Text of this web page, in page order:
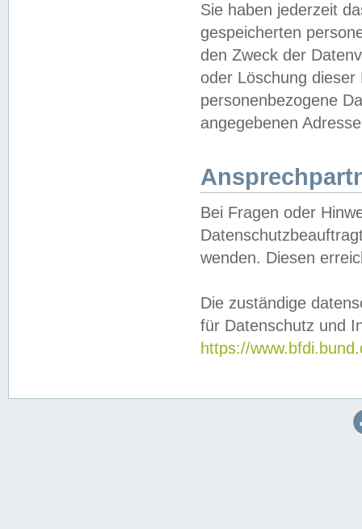
Sie haben jederzeit
gespeicherten
den Zweck der
oder Löschung
personenbezogene
angegebenen
Bei Fragen oder
wenden. Diesen
Die zuständige
für Datenschutz und
https://